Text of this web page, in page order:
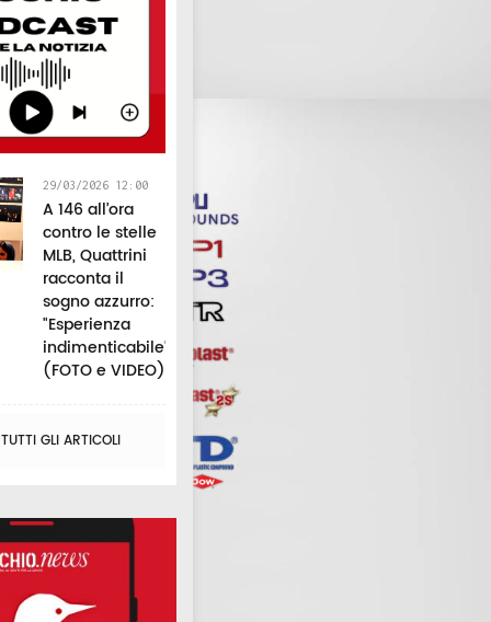
29/03/2026 12:00
A 146 all’ora
contro le stelle
MLB, Quattrini
racconta il
sogno azzurro:
"Esperienza
indimenticabile"
(FOTO e VIDEO)
GLI ARTICOLI